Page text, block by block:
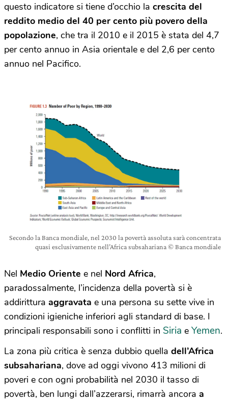
questo indicatore si tiene d’occhio la crescita del
reddito medio del 40 per cento più povero della
popolazione, che tra il 2010 e il 2015 è stata del 4,7
per cento annuo in Asia orientale e del 2,6 per cento
annuo nel Pacifico.
Secondo la Banca mondiale, nel 2030 la povertà assoluta sarà concentrata
quasi esclusivamente nell’Africa subsahariana © Banca mondiale
Nel Medio Oriente e nel Nord Africa,
paradossalmente, l’incidenza della povertà si è
addirittura aggravata e una persona su sette vive in
condizioni igieniche inferiori agli standard di base. I
principali responsabili sono i conflitti in Siria e Yemen.
La zona più critica è senza dubbio quella dell’Africa
subsahariana, dove ad oggi vivono 413 milioni di
poveri e con ogni probabilità nel 2030 il tasso di
povertà, ben lungi dall’azzerarsi, rimarrà ancora a